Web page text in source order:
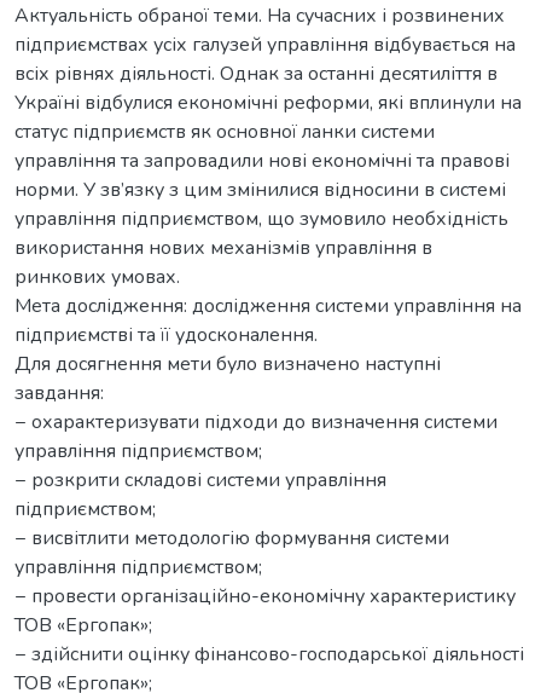
Актуальність обраної теми. На сучасних і розвинених
підприємствах усіх галузей управління відбувається на
всіх рівнях діяльності. Однак за останні десятиліття в
Україні відбулися економічні реформи, які вплинули на
статус підприємств як основної ланки системи
управління та запровадили нові економічні та правові
норми. У зв’язку з цим змінилися відносини в системі
управління підприємством, що зумовило необхідність
використання нових механізмів управління в
ринкових умовах.
Мета дослідження: дослідження системи управління на
підприємстві та її удосконалення.
Для досягнення мети було визначено наступні
завдання:
− охарактеризувати підходи до визначення системи
управління підприємством;
− розкрити складові системи управління
підприємством;
− висвітлити методологію формування системи
управління підприємством;
− провести організаційно-економічну характеристику
ТОВ «Ергопак»;
− здійснити оцінку фінансово-господарської діяльності
ТОВ «Ергопак»;